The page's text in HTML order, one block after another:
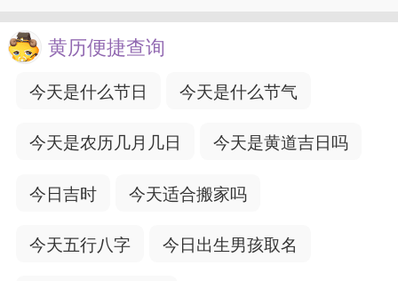
黄历便捷查询
今天是什么节日 今天是什么节气
今天是农历几月几日 今天是黄道吉日吗
今日吉时 今天适合搬家吗
今天五行八字 今日出生男孩取名